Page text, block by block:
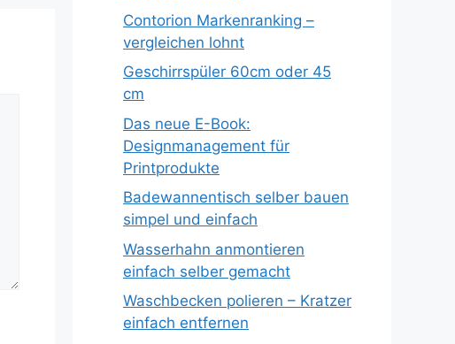
Contorion Markenranking –
vergleichen lohnt
Geschirrspüler 60cm oder 45
cm
Das neue E-Book:
Designmanagement für
Printprodukte
Badewannentisch selber bauen
simpel und einfach
Wasserhahn anmontieren
einfach selber gemacht
Waschbecken polieren – Kratzer
einfach entfernen